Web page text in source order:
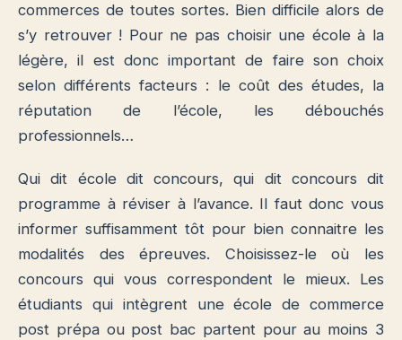
commerces de toutes sortes. Bien difficile alors de
s’y retrouver ! Pour ne pas choisir une école à la
légère, il est donc important de faire son choix
selon différents facteurs : le coût des études, la
réputation de l’école, les débouchés
professionnels…
Qui dit école dit concours, qui dit concours dit
programme à réviser à l’avance. Il faut donc vous
informer suffisamment tôt pour bien connaitre les
modalités des épreuves. Choisissez-le où les
concours qui vous correspondent le mieux. Les
étudiants qui intègrent une école de commerce
post prépa ou post bac partent pour au moins 3